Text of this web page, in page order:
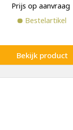
Prijs op aanvraag
Bestelartikel
Bekijk product